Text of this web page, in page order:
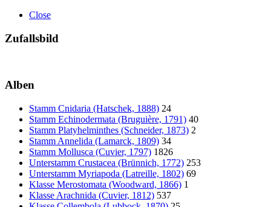
Close
Zufallsbild
Alben
Stamm Cnidaria (Hatschek, 1888) 24
Stamm Echinodermata (Bruguière, 1791) 40
Stamm Platyhelminthes (Schneider, 1873) 2
Stamm Annelida (Lamarck, 1809) 34
Stamm Mollusca (Cuvier, 1797) 1826
Unterstamm Crustacea (Brünnich, 1772) 253
Unterstamm Myriapoda (Latreille, 1802) 69
Klasse Merostomata (Woodward, 1866) 1
Klasse Arachnida (Cuvier, 1812) 537